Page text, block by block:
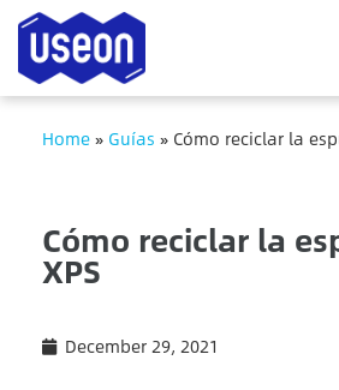
Home» Guías » Cómo reciclar la
Cómo reciclar la
XPS
December 29, 2021